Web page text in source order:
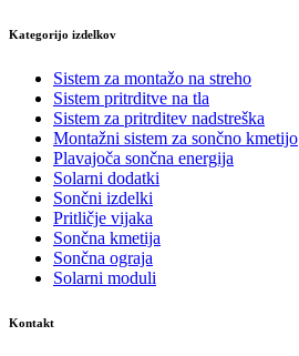
Kategorijo izdelkov
Sistem za montažo na streho
Sistem pritrditve na tla
Sistem za pritrditev nadstreška
Montažni sistem za sončno kmetijo
Plavajoča sončna energija
Solarni dodatki
Sončni izdelki
Pritličje vijaka
Sončna kmetija
Sončna ograja
Solarni moduli
Kontakt